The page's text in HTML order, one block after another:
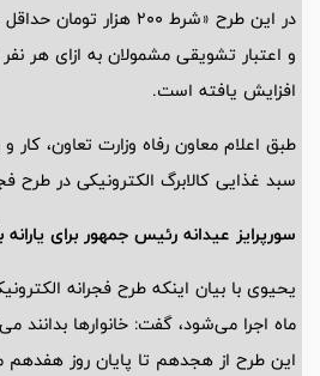
در این طرح «شرط ۲۰۰
افزایش یافته است.
سبد غذایی کالابرگ الکترونیکی در طرح
سورپرایز عیدانه رئیس جمهور برای یارانه
ماه اجرا می‌شود، گفت: خانوارها بدانند
این طرح از هجدهم تا پایان روز هفدهم